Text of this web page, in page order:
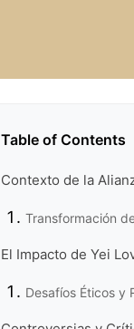
Table of Contents
Contexto de la
Transformación
El Impacto de Yei
Desafíos Éticos y